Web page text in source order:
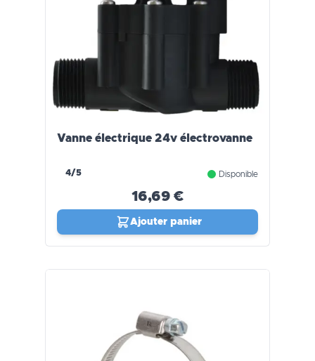
Vanne électrique 24v électrovanne
4/5 Disponible
16,69 €
Ajouter panier